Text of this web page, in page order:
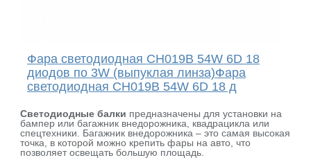
Фара светодиодная CH019B 54W 6D 18
диодов по 3W (выпуклая линза)Фара
светодиодная CH019B 54W 6D 18 д
Светодиодные балки предназначены для установки на
бампер или багажник внедорожника, квадрацикла или
спецтехники. Багажник внедорожника – это самая высокая
точка, в которой можно крепить фары на авто, что
позволяет освещать большую площадь.